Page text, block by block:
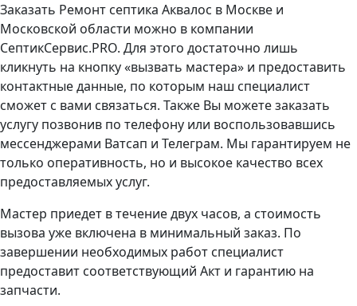
Заказать Ремонт септика Аквалос в Москве и
Московской области можно в компании
СептикСервис.PRO. Для этого достаточно лишь
кликнуть на кнопку «вызвать мастера» и предоставить
контактные данные, по которым наш специалист
сможет с вами связаться. Также Вы можете заказать
услугу позвонив по телефону или воспользовавшись
мессенджерами Ватсап и Телеграм. Мы гарантируем не
только оперативность, но и высокое качество всех
предоставляемых услуг.
Мастер приедет в течение двух часов, а стоимость
вызова уже включена в минимальный заказ. По
завершении необходимых работ специалист
предоставит соответствующий Акт и гарантию на
запчасти.